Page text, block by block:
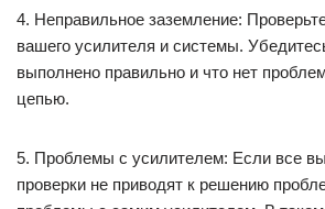
4. Неправильное заземление:
вашего усилителя и системы.
выполнено правильно и что нет
цепью.
5. Проблемы с усилителем: Если все
проверки не приводят к решению